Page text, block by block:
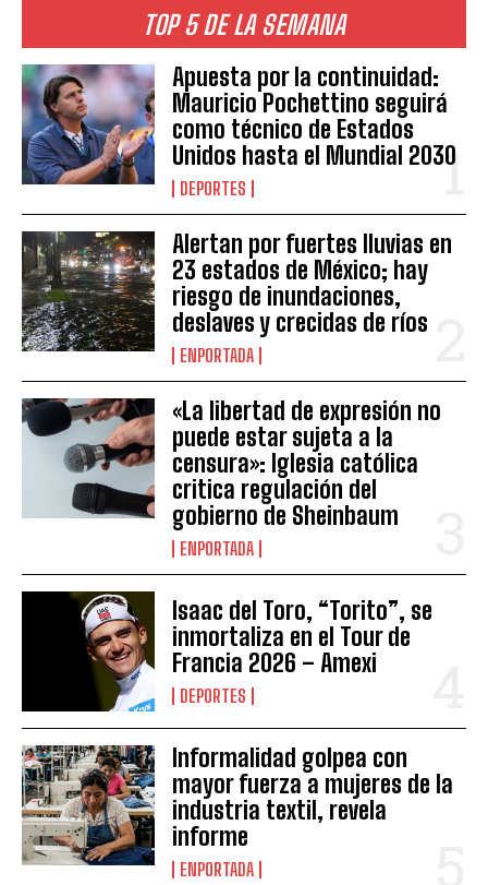
TOP 5 DE LA SEMANA
Apuesta por la continuidad:
Mauricio Pochettino seguirá
como técnico de Estados
Unidos hasta el Mundial 2030
DEPORTES
Alertan por fuertes lluvias en
23 estados de México; hay
riesgo de inundaciones,
deslaves y crecidas de ríos
ENPORTADA
«La libertad de expresión no
puede estar sujeta a la
censura»: Iglesia católica
critica regulación del
gobierno de Sheinbaum
ENPORTADA
Isaac del Toro, “Torito”, se
inmortaliza en el Tour de
Francia 2026 – Amexi
DEPORTES
Informalidad golpea con
mayor fuerza a mujeres de la
industria textil, revela
informe
ENPORTADA